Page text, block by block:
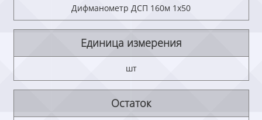
Дифманометр ДСП 160м 1х50
Единица измерения
шт
Остаток